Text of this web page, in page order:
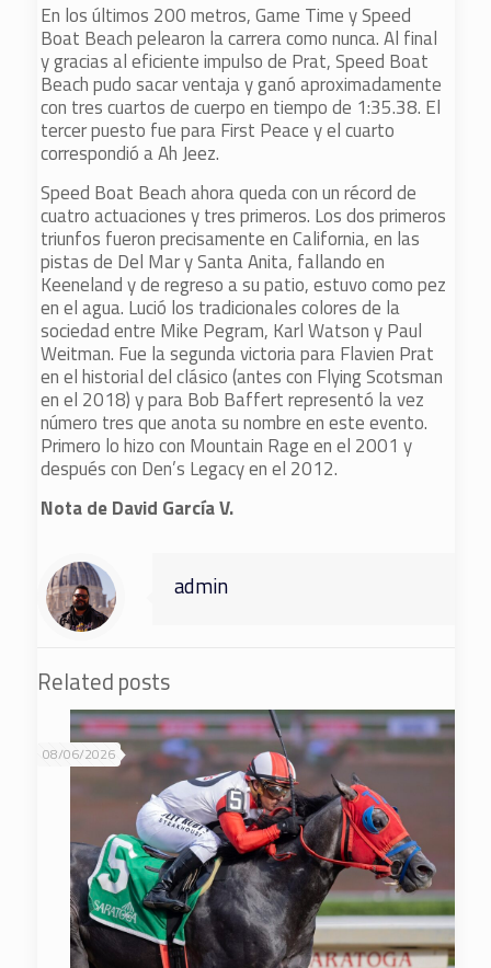
En los últimos 200 metros, Game Time y Speed
Boat Beach pelearon la carrera como nunca. Al final
y gracias al eficiente impulso de Prat, Speed Boat
Beach pudo sacar ventaja y ganó aproximadamente
con tres cuartos de cuerpo en tiempo de 1:35.38. El
tercer puesto fue para First Peace y el cuarto
correspondió a Ah Jeez.
Speed Boat Beach ahora queda con un récord de
cuatro actuaciones y tres primeros. Los dos primeros
triunfos fueron precisamente en California, en las
pistas de Del Mar y Santa Anita, fallando en
Keeneland y de regreso a su patio, estuvo como pez
en el agua. Lució los tradicionales colores de la
sociedad entre Mike Pegram, Karl Watson y Paul
Weitman. Fue la segunda victoria para Flavien Prat
en el historial del clásico (antes con Flying Scotsman
en el 2018) y para Bob Baffert representó la vez
número tres que anota su nombre en este evento.
Primero lo hizo con Mountain Rage en el 2001 y
después con Den’s Legacy en el 2012.
Nota de David García V.
admin
Related posts
08/06/2026